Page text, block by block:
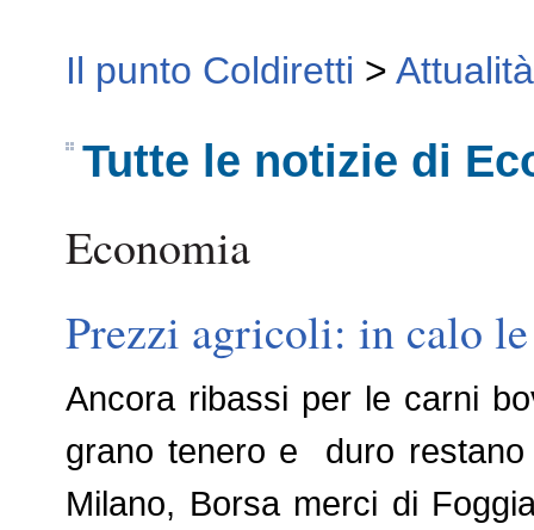
Il punto Coldiretti > Attualità
Tutte le notizie di
Economia
Prezzi agricoli: in calo
Ancora ribassi per le carni
grano tenero e duro restano
Milano, Borsa merci di